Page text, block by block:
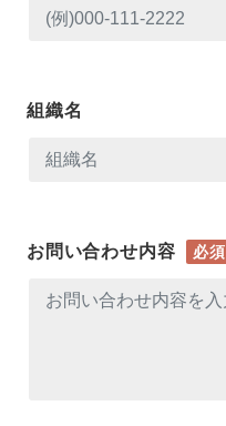
組織名
お問い合わせ内容 必須